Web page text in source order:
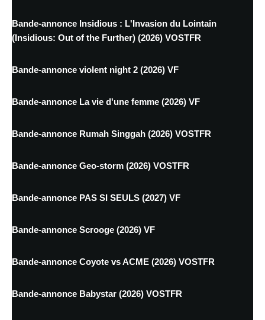
Bande-annonce Insidious : L'Invasion du Lointain
(Insidious: Out of the Further) (2026) VOSTFR
Bande-annonce violent night 2 (2026) VF
Bande-annonce La vie d'une femme (2026) VF
Bande-annonce Rumah Singgah (2026) VOSTFR
Bande-annonce Geo-storm (2026) VOSTFR
Bande-annonce PAS SI SEULS (2027) VF
Bande-annonce Scrooge (2026) VF
Bande-annonce Coyote vs ACME (2026) VOSTFR
Bande-annonce Babystar (2026) VOSTFR